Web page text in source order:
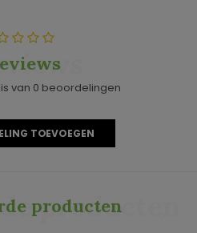
van 0 beoordelingen
TOEVOEGEN
producten
producten